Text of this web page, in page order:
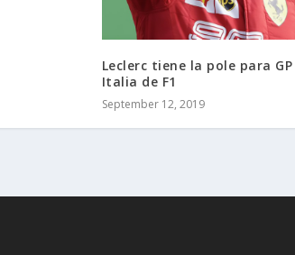
Leclerc tiene la pole para
Italia de F1
September 12, 2019